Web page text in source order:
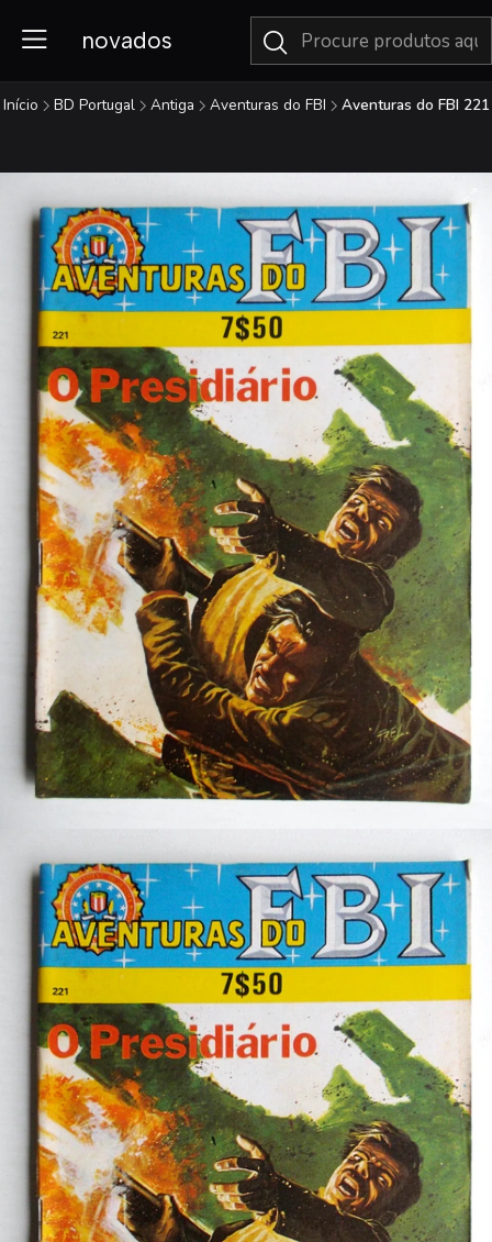
novados
Início BD Portugal Antiga Aventuras do FBI Aventuras do FBI 221